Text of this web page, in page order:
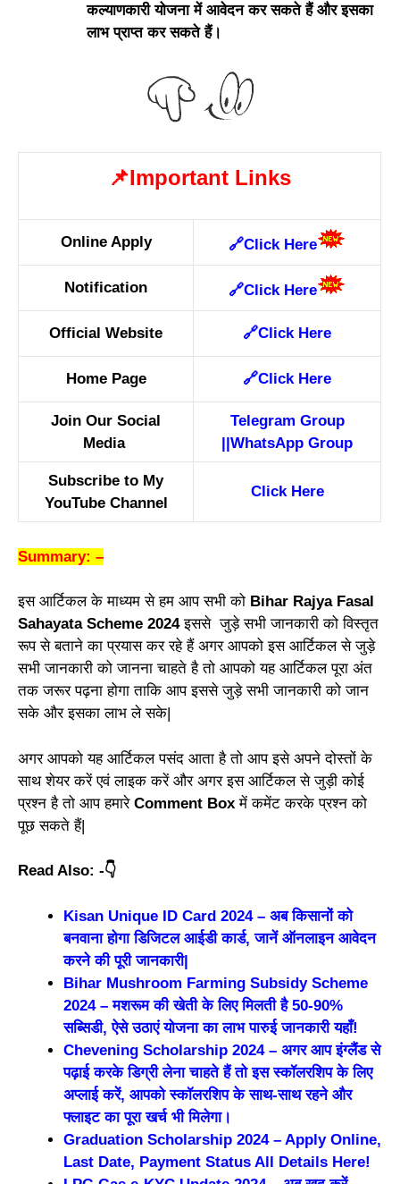
कल्याणकारी योजना में आवेदन कर सकते हैं और इसका
लाभ प्राप्त कर सकते हैं।
📌Important Links
Online Apply 🔗Click Here
Notification 🔗Click Here
Official Website 🔗Click Here
Home Page 🔗Click Here
Join Our Social
Media
Telegram Group
WhatsApp Group
Subscribe to My
YouTube Channel
Click Here
Summary: –
इस आर्टिकल के माध्यम से हम आप सभी को Bihar Rajya Fasal
Sahayata Scheme 2024इससे जुड़े सभी जानकारी को विस्तृत
रूप से बताने का प्रयास कर रहे हैं अगर आपको इस आर्टिकल से जुड़े
सभी जानकारी को जानना चाहते है तो आपको यह आर्टिकल पूरा अंत
तक जरूर पढ़ना होगा ताकि आप इससे जुड़े सभी जानकारी को जान
सके और इसका लाभ ले सके|
अगर आपको यह आर्टिकल पसंद आता है तो आप इसे अपने दोस्तों के
साथ शेयर करें एवं लाइक करें और अगर इस आर्टिकल से जुड़ी कोई
प्रश्न है तो आप हमारे Comment Box में कमेंट करके प्रश्न को
पूछ सकते हैं|
Read Also: -👇
Kisan Unique ID Card 2024 – अब किसानों को
बनवाना होगा डिजिटल आईडी कार्ड, जानें ऑनलाइन आवेदन
करने की पूरी जानकारी|
Bihar Mushroom Farming Subsidy Scheme
2024 – मशरूम की खेती के लिए मिलती है 50-90%
सब्सिडी, ऐसे उठाएं योजना का लाभ पारुई जानकारी यहाँ!
Chevening Scholarship 2024 – अगर आप इंग्लैंड से
पढ़ाई करके डिग्री लेना चाहते हैं तो इस स्कॉलरशिप के लिए
अप्लाई करें, आपको स्कॉलरशिप के साथ-साथ रहने और
फ्लाइट का पूरा खर्च भी मिलेगा।
Graduation Scholarship 2024 – Apply Online,
Last Date, Payment Status All Details Here!